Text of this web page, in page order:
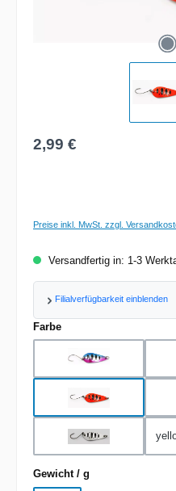
Regulärer Preis:
2,99 €
Preise inkl. MwSt. zzgl.
Versandfertig in: 1-3
Filialverfügbarkeit einblenden
Farbeauswählen
blue pink black-dot
orange black-dot
white black-dot
Gewicht / g